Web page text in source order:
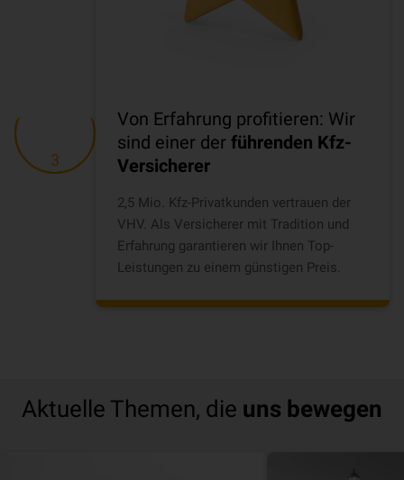
3
Von Erfahrung profitieren: Wir
sind einer der führenden Kfz-
Versicherer
2,5 Mio. Kfz-Privatkunden vertrauen der
VHV. Als Versicherer mit Tradition und
Erfahrung garantieren wir Ihnen Top-
Leistungen zu einem günstigen Preis.
Aktuelle Themen, die uns bewegen